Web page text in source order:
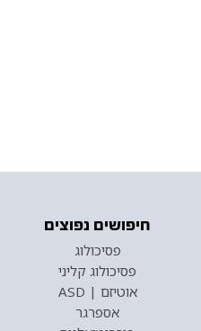
חיפושים נפוצים
פסיכולוג
פסיכולוג קליני
אוטיזם | ASD
אספרגר